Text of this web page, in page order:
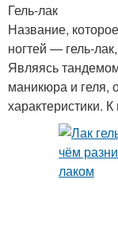
Гель-лак
Название,
ногтей — гель-
Являясь
маникюра и геля,
характеристики.